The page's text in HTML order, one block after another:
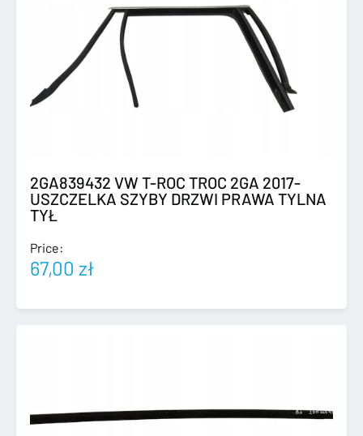
2GA839432 VW T-ROC TROC 2GA 2017-
USZCZELKA SZYBY DRZWI PRAWA TYLNA
TYŁ
Price:
67,00 zł